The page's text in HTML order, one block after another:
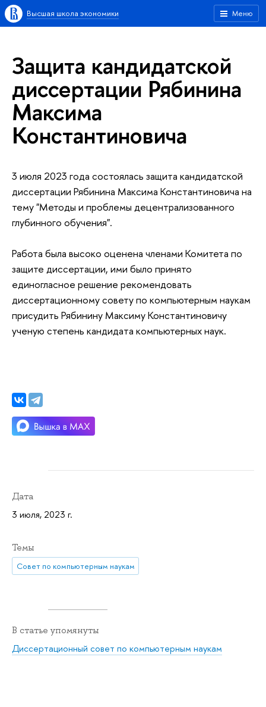
Меню
Высшая школа экономики
Защита кандидатской
диссертации Рябинина
Максима
Константиновича
3 июля 2023 года состоялась защита кандидатской
диссертации Рябинина Максима Константиновича на
тему "Методы и проблемы децентрализованного
глубинного обучения".
Работа была высоко оценена членами Комитета по
защите диссертации, ими было принято
единогласное решение рекомендовать
диссертационному совету по компьютерным наукам
присудить Рябинину Максиму Константиновичу
ученую степень кандидата компьютерных наук.
Дата
3 июля, 2023 г.
Темы
Совет по компьютерным наукам
В статье упомянуты
Диссертационный совет по компьютерным наукам